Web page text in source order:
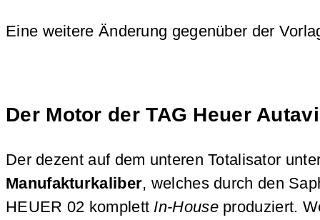
Eine weitere Änderung gegenüber der
Der Motor der TAG Heuer
Der dezent auf dem unteren Totalisator
Manufakturkaliber, welches durch den
HEUER 02 komplett In-Houseproduziert.